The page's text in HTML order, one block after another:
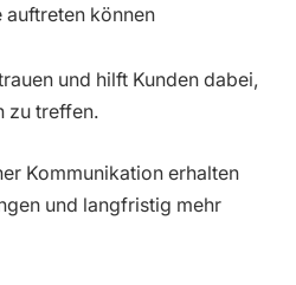
können
und hilft Kunden dabei,
zu treffen.
Kommunikation erhalten
und langfristig mehr